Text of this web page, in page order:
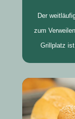
Der
zum
Grillplatz